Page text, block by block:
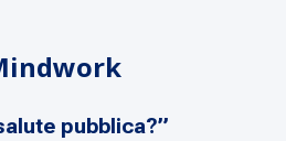
pubblica?”